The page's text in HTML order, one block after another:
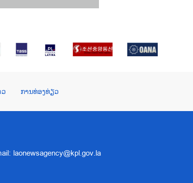
ການທ່ອງທ່ຽວ
laonewsagency@kpl.gov.la